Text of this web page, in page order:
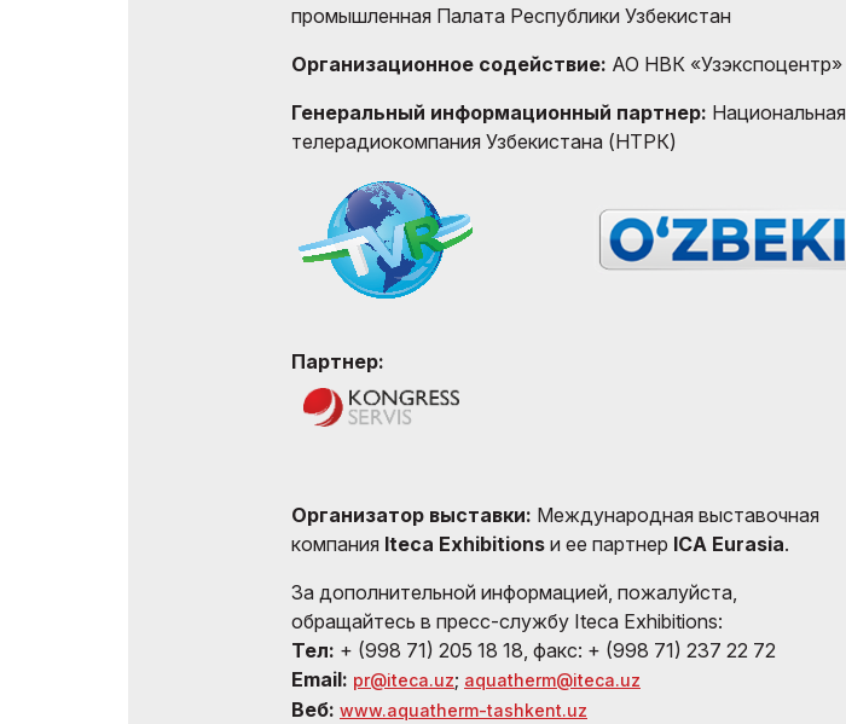
промышленная Палата Республики Узбекистан
Организационное содействие: АО НВК «Узэкспоцентр»
Генеральный информационный партнер: Национальная
телерадиокомпания Узбекистана (НТРК)
Партнер:
Организатор выставки: Международная выставочная
компания Iteca Exhibitions и ее партнер ICA Eurasia.
За дополнительной информацией, пожалуйста,
обращайтесь в пресс-службу Iteca Exhibitions:
Тел: + (998 71) 205 18 18, факс: + (998 71) 237 22 72
Email: pr@iteca.uz; aquatherm@iteca.uz
Веб: www.aquatherm-tashkent.uz